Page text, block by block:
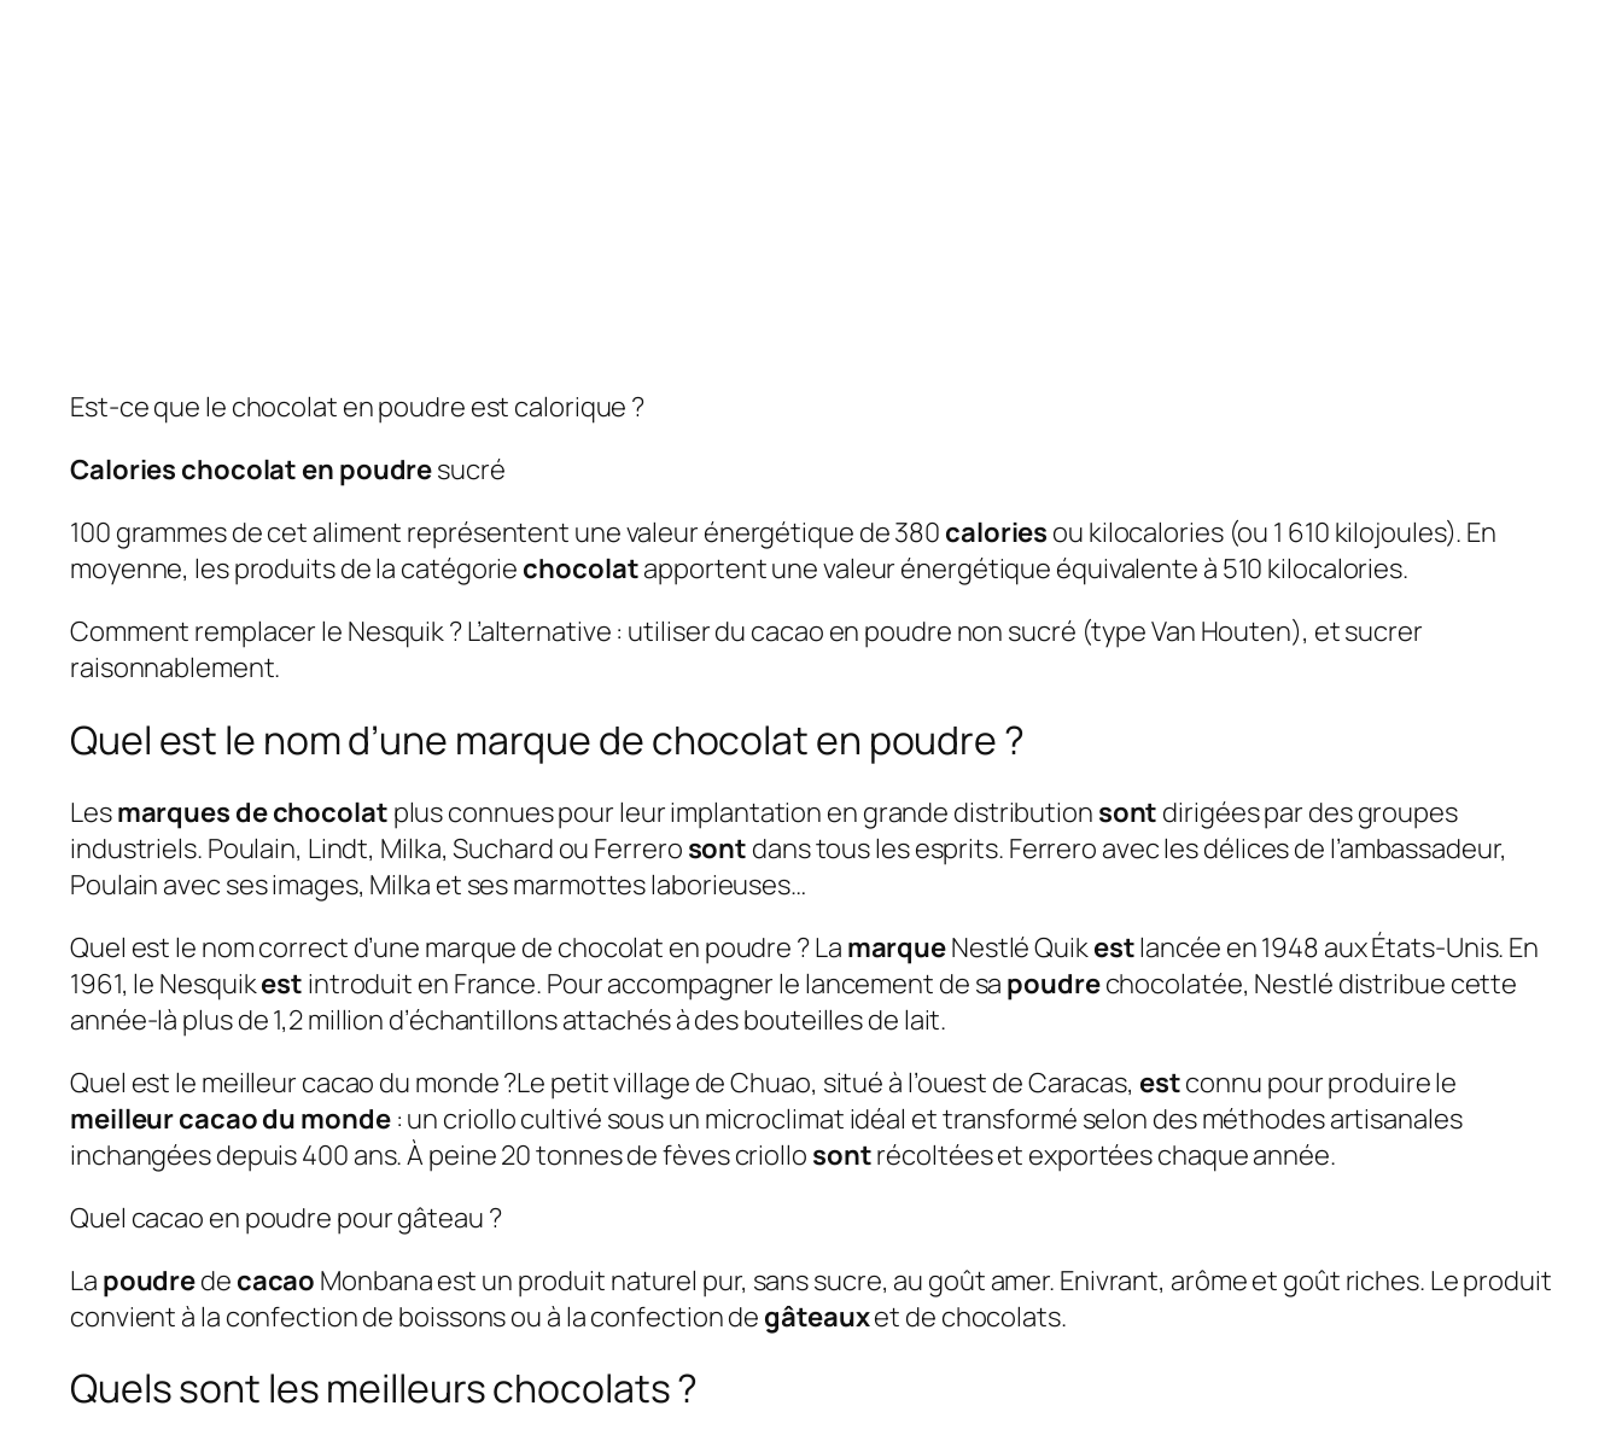
Est-ce que le chocolat en poudre est calorique ?
Calories chocolat en poudresucré
100 grammes de cet aliment représentent une valeur énergétique de 380 calories ou kilocalories (ou 1 610 kilojoules). En
moyenne, les produits de la catégorie chocolatapportent une valeur énergétique équivalente à 510 kilocalories.
Comment remplacer le Nesquik ? L’alternative : utiliser du cacao en poudre non sucré (type Van Houten), et sucrer
raisonnablement.
Quel est le nom d’une marque de chocolat en poudre ?
Lesmarques de chocolat plus connues pour leur implantation en grande distribution sont dirigées par des groupes
industriels. Poulain, Lindt, Milka, Suchard ou Ferrero sont dans tous les esprits. Ferrero avec les délices de l’ambassadeur,
Poulain avec ses images, Milka et ses marmottes laborieuses…
Quel est le nom correct d’une marque de chocolat en poudre ? La marqueNestlé Quikestlancée en 1948 aux États-Unis. En
1961, le Nesquikest introduit en France. Pour accompagner le lancement de sa poudrechocolatée, Nestlé distribue cette
année-là plus de 1,2 million d’échantillons attachés à des bouteilles de lait.
Quel est le meilleur cacao du monde ?Le petit village de Chuao, situé à l’ouest de Caracas, estconnu pour produire le
meilleur cacao du monde: un criollo cultivé sous un microclimat idéal et transformé selon des méthodes artisanales
inchangées depuis 400 ans. À peine 20 tonnes de fèves criollo sontrécoltées et exportées chaque année.
Quel cacao en poudre pour gâteau ?
La poudrede cacao Monbana est un produit naturel pur, sans sucre, au goût amer. Enivrant, arôme et goût riches. Le produit
convient à la confection de boissons ou à la confection de gâteauxet de chocolats.
Quels sont les meilleurs chocolats ?